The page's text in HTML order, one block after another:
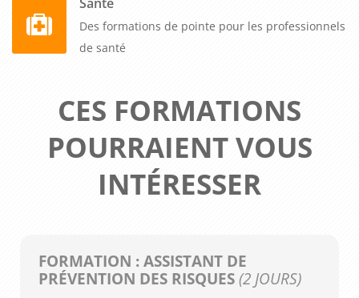
Des formations de pointe pour les professionnels
de santé
CES FORMATIONS
POURRAIENT VOUS
INTÉRESSER
FORMATION : ASSISTANT DE
PRÉVENTION DES RISQUES(2 JOURS)